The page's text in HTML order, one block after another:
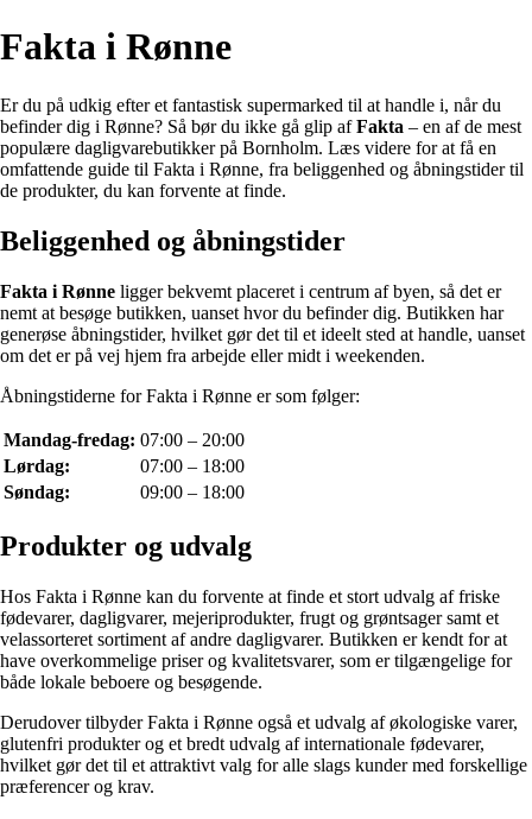
Fakta i Rønne
Er du på udkig efter et fantastisk supermarked til at handle i, når du
befinder dig i Rønne? Så bør du ikke gå glip afFakta – en af de mest
populære dagligvarebutikker på Bornholm. Læs videre for at få en
omfattende guide til Fakta i Rønne, fra beliggenhed og åbningstider til
de produkter, du kan forvente at finde.
Beliggenhed og åbningstider
Fakta i Rønne ligger bekvemt placeret i centrum af byen, så det er
nemt at besøge butikken, uanset hvor du befinder dig. Butikken har
generøse åbningstider, hvilket gør det til et ideelt sted at handle, uanset
om det er på vej hjem fra arbejde eller midt i weekenden.
Åbningstiderne for Fakta i Rønne er som følger:
Mandag-fredag: 07:00 – 20:00
Lørdag:
07:00 – 18:00
Søndag:
09:00 – 18:00
Produkter og udvalg
Hos Fakta i Rønne kan du forvente at finde et stort udvalg af friske
fødevarer, dagligvarer, mejeriprodukter, frugt og grøntsager samt et
velassorteret sortiment af andre dagligvarer. Butikken er kendt for at
have overkommelige priser og kvalitetsvarer, som er tilgængelige for
både lokale beboere og besøgende.
Derudover tilbyder Fakta i Rønne også et udvalg af økologiske varer,
glutenfri produkter og et bredt udvalg af internationale fødevarer,
hvilket gør det til et attraktivt valg for alle slags kunder med forskellige
præferencer og krav.